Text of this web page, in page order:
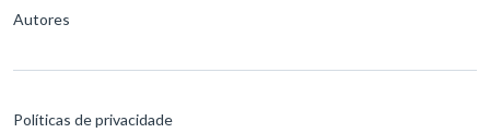
Autores
Políticas de privacidade